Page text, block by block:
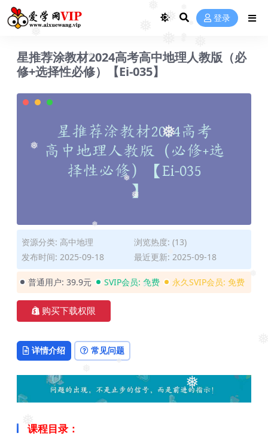
❅
❅
❅
❅
❅
❅
❅
❅
❅
❅
❅
❅
❅
❅
❅ ❅ 登录
星推荐涂教材2024高考高中地理人教版（必
修+选择性必修）【Ei-035】
资源分类: 高中地理
浏览热度: (13)
发布时间: 2025-09-18
最近更新: 2025-09-18
普通用户: 39.9元 SVIP会员: 免费 永久SVIP会员: 免费
购买下载权限
详情介绍 常见问题
课程目录：